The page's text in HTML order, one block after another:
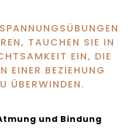
TAUCHEN SIE IN
EIN, DIE
EINER BEZIEHUNG
ÜBERWINDEN.
und Bindung